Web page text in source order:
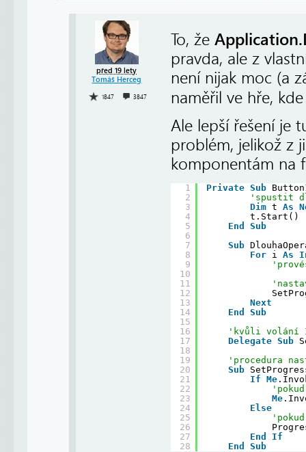
před 19 lety
Tomáš Herceg
1847 3847
To, že
pravda, ale z
není nijak moc (a
naměřil ve hře,
Ale lepší řešení je
problém, jelikož z
komponentám na
1
2
3
4
5
6
7
8
9
10
11
12
13
14
15
16
17
18
19
20
21
22
23
24
25
26
27
28
Private Sub
'spustit
Dim t As
t.Start()
End
Sub
Sub
For i As
Next
End
Sub
'kvůli volání
Delegate Sub
'procedura
Sub
If
Me
Me
Else
End
If
End
Sub